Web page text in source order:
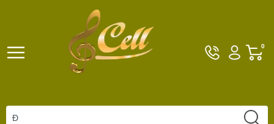
Hotline
0961017926
Tài
khoản
0